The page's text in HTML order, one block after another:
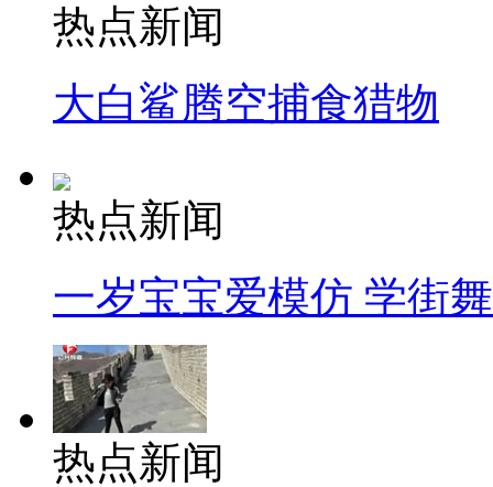
热点新闻
大白鲨腾空捕食猎物
热点新闻
一岁宝宝爱模仿 学街
热点新闻